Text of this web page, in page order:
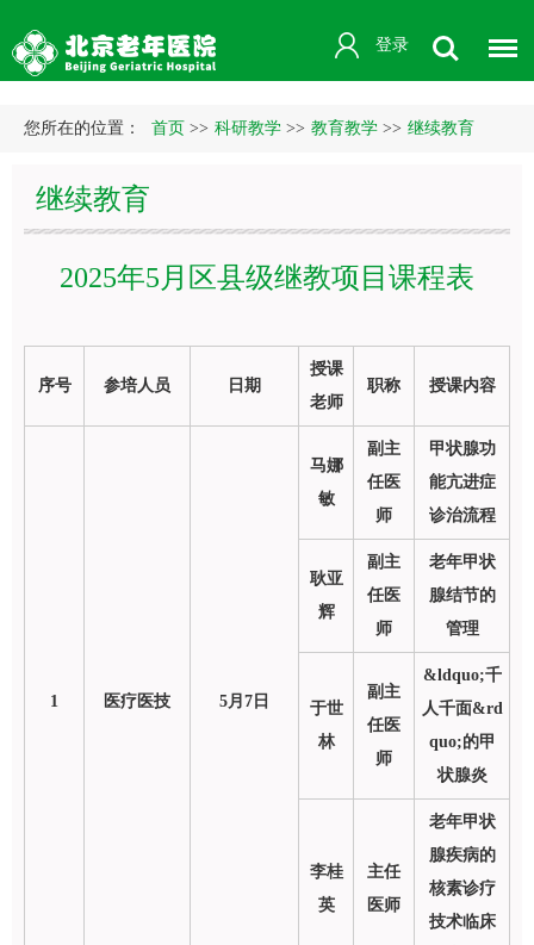
登录
您所在的位置： 首页 >> 科研教学 >> 教育教学 >> 继续教育
继续教育
2025年5月区县级继教项目课程表
序号 参培人员 日期
授课
老师
职称 授课内容
1 医疗医技 5月7日
马娜
敏
副主
任医
师
甲状腺功
能亢进症
诊治流程
耿亚
辉
副主
任医
师
老年甲状
腺结节的
管理
于世
林
副主
任医
师
&ldquo;千
人千面&rd
quo;的甲
状腺炎
李桂
英
主任
医师
老年甲状
腺疾病的
核素诊疗
技术临床